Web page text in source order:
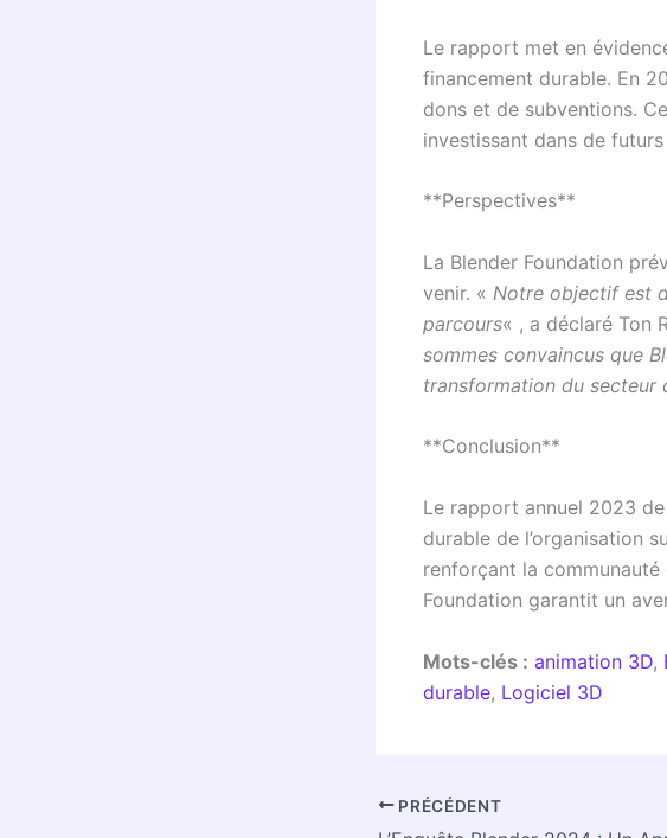
Le rapport met en
financement durable. En
dons et de subventions.
investissant dans de
**Perspectives**
La Blender Foundation
venir. « Notre objectif est
parcours« , a déclaré Ton
sommes convaincus que
transformation du secteur
**Conclusion**
Le rapport annuel 2023
durable de l’organisation
renforçant la
Foundation garantit un
Mots-clés : animation 3D,
durable, Logiciel 3D
PRÉCÉDENT